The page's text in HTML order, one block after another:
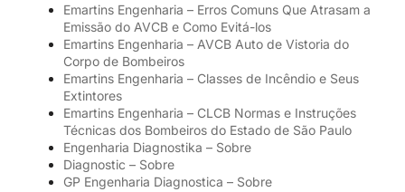
Emartins Engenharia – Erros Comuns Que Atrasam a
Emissão do AVCB e Como Evitá-los
Emartins Engenharia – AVCB Auto de Vistoria do
Corpo de Bombeiros
Emartins Engenharia – Classes de Incêndio e Seus
Extintores
Emartins Engenharia – CLCB Normas e Instruções
Técnicas dos Bombeiros do Estado de São Paulo
Engenharia Diagnostika – Sobre
Diagnostic – Sobre
GP Engenharia Diagnostica – Sobre